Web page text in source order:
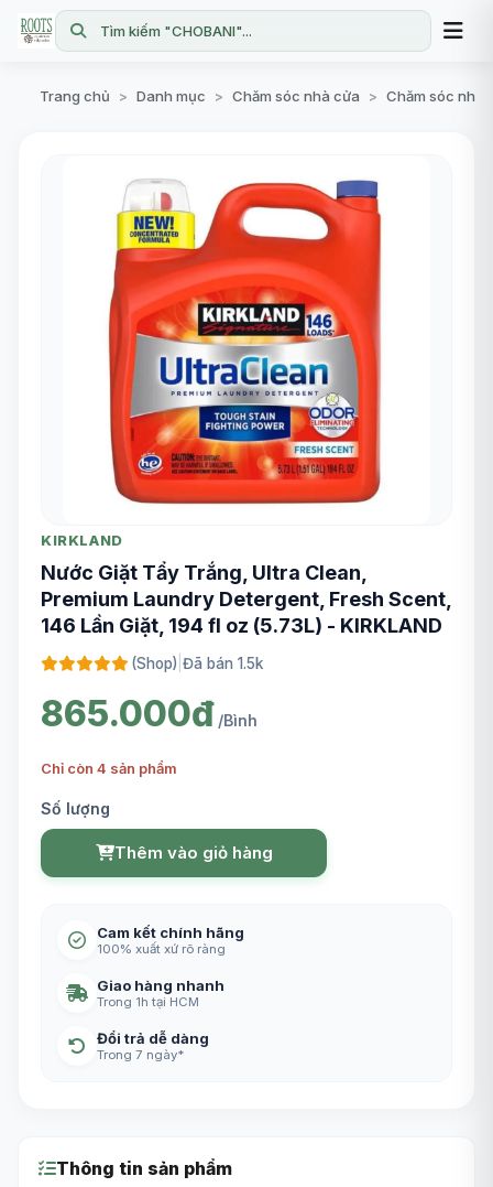
Tìm kiếm "CHOBANI"...
Trang chủ > Danh mục > Chăm sóc nhà cửa > Chăm sóc nhà
KIRKLAND
Nước Giặt Tẩy Trắng, Ultra Clean,
Premium Laundry Detergent, Fresh Scent,
146 Lần Giặt, 194 fl oz (5.73L) - KIRKLAND
(Shop) Đã bán 1.5k
865.000đ /Bình
Chỉ còn 4 sản phẩm
Số lượng
Thêm vào giỏ hàng
Cam kết chính hãng
100% xuất xứ rõ ràng
Giao hàng nhanh
Trong 1h tại HCM
Đổi trả dễ dàng
Trong 7 ngày*
Thông tin sản phẩm